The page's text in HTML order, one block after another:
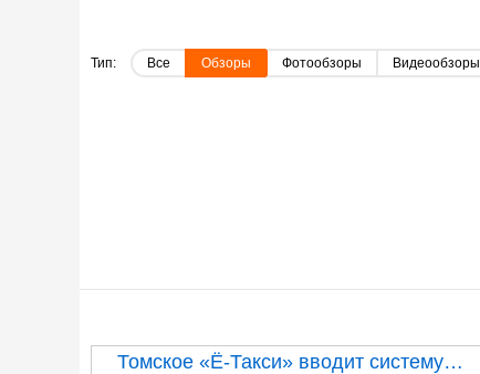
Тип: Все Обзоры Фотообзоры Видеообзоры
Томское «Ё-Такси» вводит систему…